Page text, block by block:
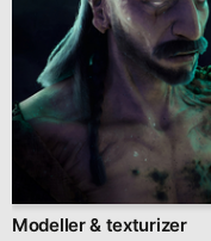
Modeller & texturizer